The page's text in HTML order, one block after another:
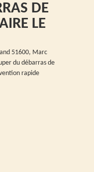
DE
LE
51600, Marc
du débarras de
rapide